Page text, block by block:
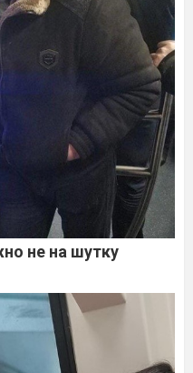
не на шутку